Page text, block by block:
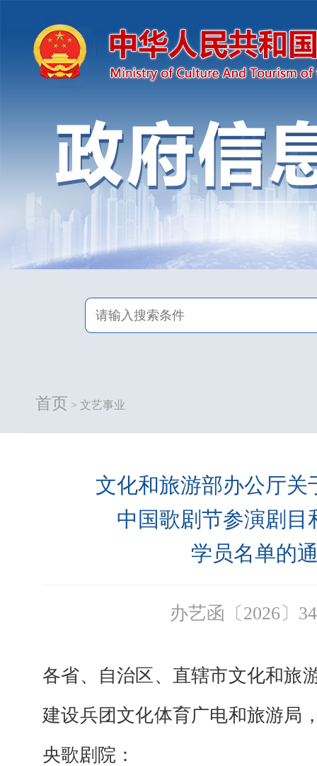
首页 > 文艺事业
文化和旅游部办公厅关
中国歌剧节参演剧目
学员名单的
办艺函〔2026〕
各省、自治区、直辖市文化和旅
建设兵团文化体育广电和旅游局
央歌剧院：